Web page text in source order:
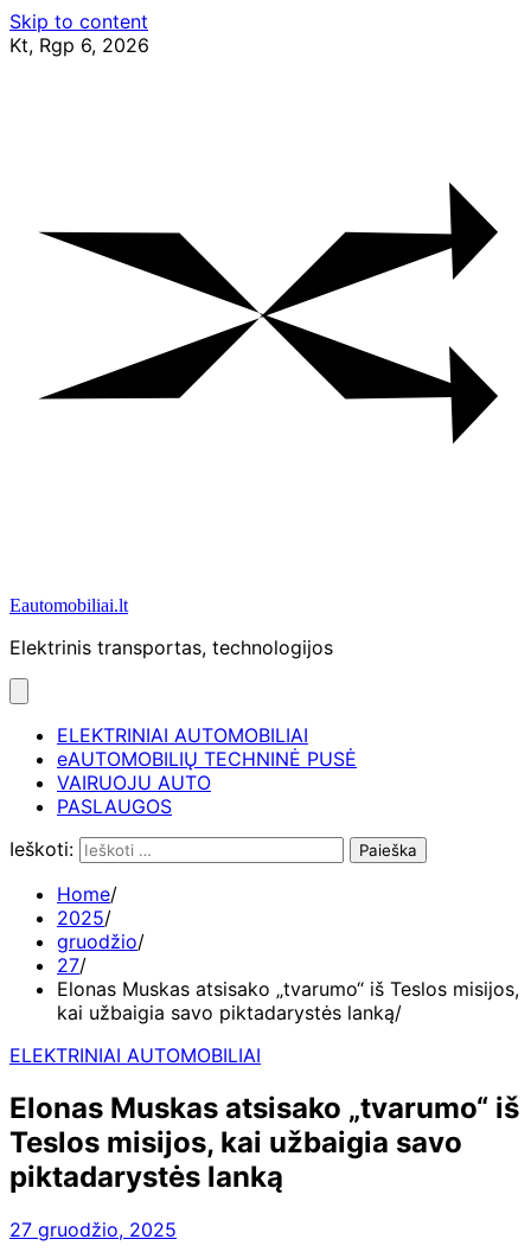
Skip to content
Kt, Rgp 6, 2026
Eautomobiliai.lt
Elektrinis transportas, technologijos
ELEKTRINIAI AUTOMOBILIAI
eAUTOMOBILIŲ TECHNINĖ PUSĖ
VAIRUOJU AUTO
PASLAUGOS
Ieškoti:
Home
2025
gruodžio
27
Elonas Muskas atsisako „tvarumo“ iš Teslos misijos,
kai užbaigia savo piktadarystės lanką
ELEKTRINIAI AUTOMOBILIAI
Elonas Muskas atsisako „tvarumo“ iš
Teslos misijos, kai užbaigia savo
piktadarystės lanką
27 gruodžio, 2025